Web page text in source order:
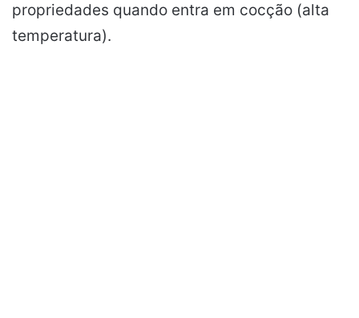
propriedades quando entra em cocção (alta
temperatura).